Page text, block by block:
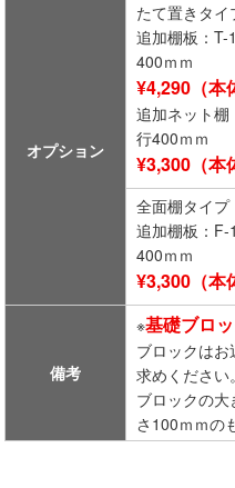
オプション
たて置きタイ
追加棚板：T-
400ｍｍ
¥4,290（本
追加ネット
行400ｍｍ
¥3,300（本
全面棚タイプ
追加棚板：F-
400ｍｍ
¥3,300（本
備考
※基礎ブロ
ブロックは
求めください。
ブロックの
さ100ｍｍの